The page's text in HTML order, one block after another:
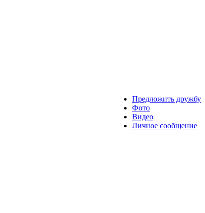
Предложить дружбу
Фото
Видео
Личное сообщение